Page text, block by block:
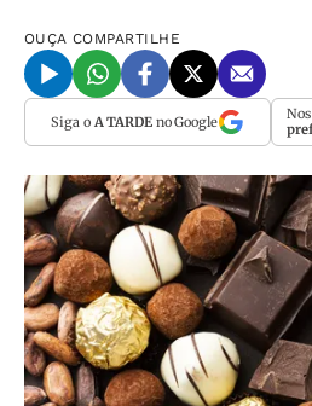
OUÇA COMPARTILHE
Siga o A TARDEno Google